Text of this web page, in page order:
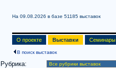
На 09.08.2026 в базе 51185 выставок
О проекте Выставки Семинары
В поиск выставок
Рубрика: